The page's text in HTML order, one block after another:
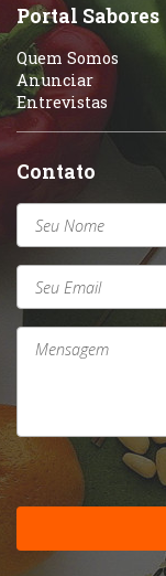
Portal Sabores
Quem Somos
Anunciar
Entrevistas
Contato